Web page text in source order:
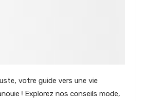
votre guide vers une vie
! Explorez nos conseils mode,